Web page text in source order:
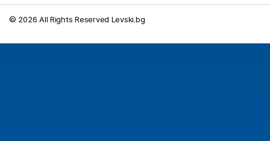
© 2026 All Rights Reserved Levski.bg